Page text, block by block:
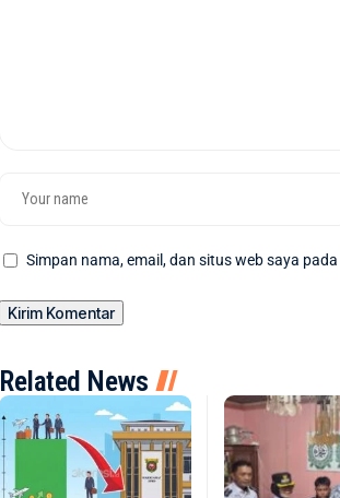
Simpan nama, email, dan situs web saya
Related News